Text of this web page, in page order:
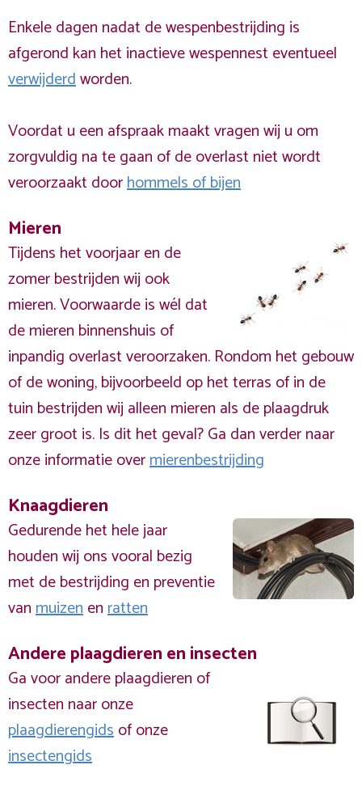
Enkele dagen nadat de wespenbestrijding is
afgerond kan het inactieve wespennest eventueel
verwijderdworden.
Voordat u een afspraak maakt vragen wij u om
zorgvuldig na te gaan of de overlast niet wordt
veroorzaakt doorhommels of bijen
Mieren
Tijdens het voorjaar en de
zomer bestrijden wij ook
mieren. Voorwaarde is wél dat
de mieren binnenshuis of
inpandig overlast veroorzaken. Rondom het gebouw
of de woning, bijvoorbeeld op het terras of in de
tuin bestrijden wij alleen mieren als de plaagdruk
zeer groot is. Is dit het geval? Ga dan verder naar
onze informatie overmierenbestrijding
Knaagdieren
Gedurende het hele jaar
houden wij ons vooral bezig
met de bestrijding en preventie
vanmuizenenratten
Andere plaagdieren en insecten
Ga voor andere plaagdieren of
insecten naar onze
plaagdierengidsof onze
insectengids